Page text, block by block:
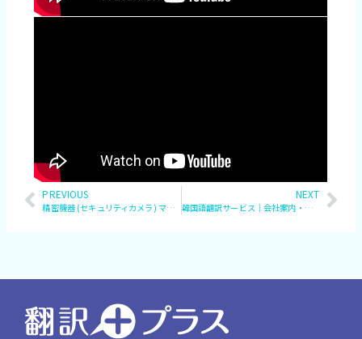
Prev
PREVIOUS
精密機器 (セキュリティカメラ) マニュアル多言語版 制作
NEXT
韓国語翻訳サービス｜会社案内・商品パンフレットの翻訳からレイアウト校正まで一貫サポート